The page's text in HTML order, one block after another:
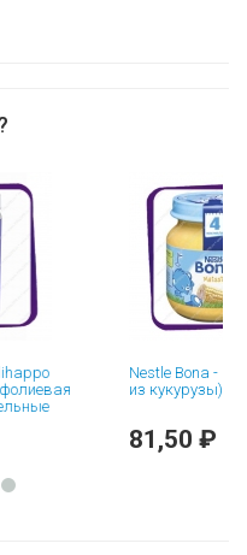
Nestle Bona -
из кукурузы) 125g
81,50 ₽